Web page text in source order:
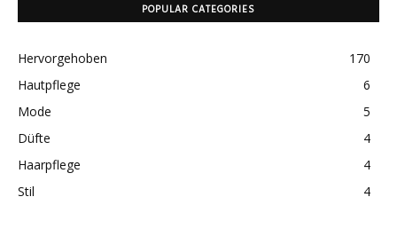
POPULAR CATEGORIES
Hervorgehoben
170
Hautpflege
6
Mode
5
Düfte
4
Haarpflege
4
Stil
4